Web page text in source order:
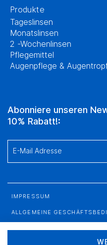
Produkte
Tageslinsen
Monatslinsen
2 -Wochenlinsen
Pflegemittel
Augenpflege &
Abonniere unseren
10% Rabatt!:
E-Mail Adresse
IMPRESSUM
ALLGEMEINE